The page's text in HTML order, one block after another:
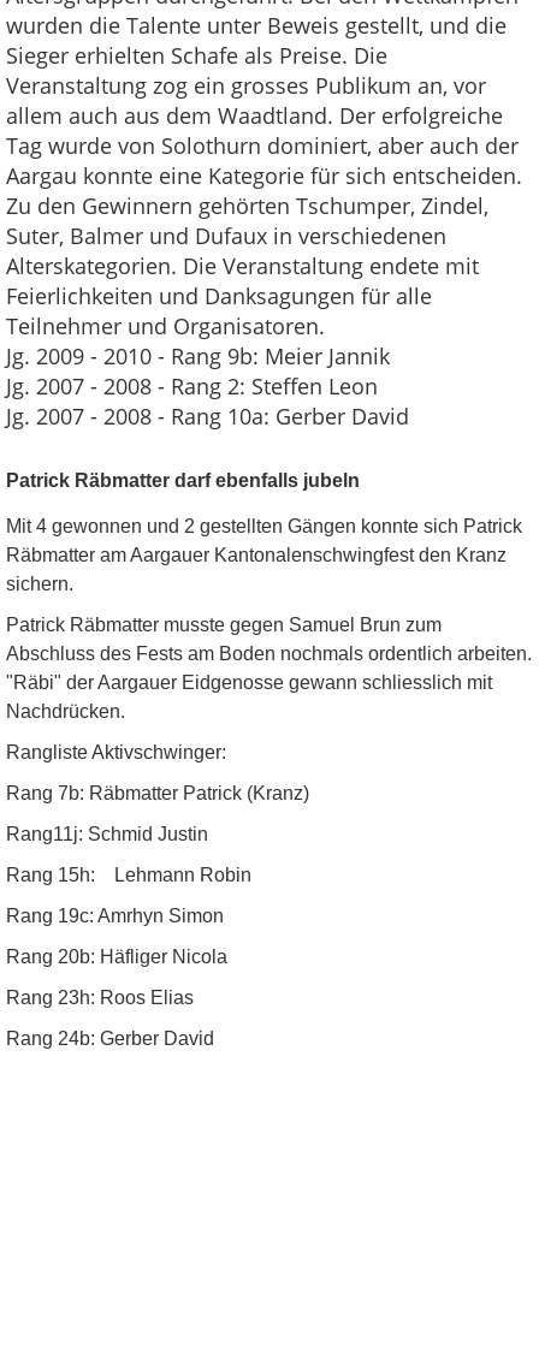
wurden die Talente unter Beweis gestellt, und die
Sieger erhielten Schafe als Preise. Die
Veranstaltung zog ein grosses Publikum an, vor
allem auch aus dem Waadtland. Der erfolgreiche
Tag wurde von Solothurn dominiert, aber auch der
Aargau konnte eine Kategorie für sich entscheiden.
Zu den Gewinnern gehörten Tschumper, Zindel,
Suter, Balmer und Dufaux in verschiedenen
Alterskategorien. Die Veranstaltung endete mit
Feierlichkeiten und Danksagungen für alle
Teilnehmer und Organisatoren.
Jg. 2009 - 2010 - Rang 9b: Meier Jannik
Jg. 2007 - 2008 - Rang 2: Steffen Leon
Jg. 2007 - 2008 - Rang 10a: Gerber David
Patrick Räbmatter darf ebenfalls jubeln
Mit 4 gewonnen und 2 gestellten Gängen konnte sich Patrick
Räbmatter am Aargauer Kantonalenschwingfest den Kranz
sichern.
Patrick Räbmatter musste gegen Samuel Brun zum
Abschluss des Fests am Boden nochmals ordentlich arbeiten.
"Räbi" der Aargauer Eidgenosse gewann schliesslich mit
Nachdrücken.
Rangliste Aktivschwinger:
Rang 7b: Räbmatter Patrick (Kranz)
Rang11j: Schmid Justin
Rang 15h:
Lehmann Robin
Rang 19c: Amrhyn Simon
Rang 20b: Häfliger Nicola
Rang 23h: Roos Elias
Rang 24b: Gerber David